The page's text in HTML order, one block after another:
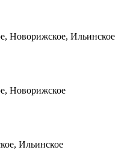
Новорижское, Ильинское
Новорижское
Ильинское